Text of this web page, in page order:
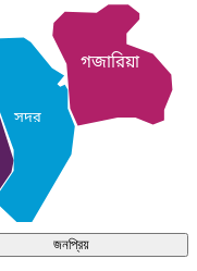
সদর
গজারিয়া
জনপ্রিয়